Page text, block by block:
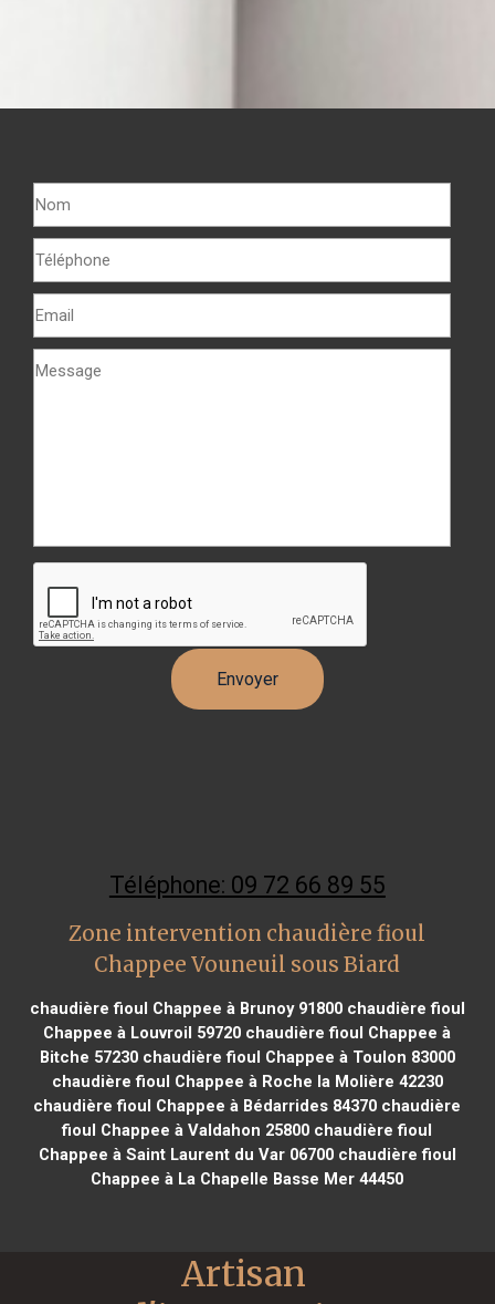
Téléphone: 09 72 66 89 55
Zone intervention chaudière fioul
Chappee Vouneuil sous Biard
chaudière fioul Chappee à Brunoy 91800chaudière fioul
Chappee à Louvroil 59720 chaudière fioul Chappee à
Bitche 57230chaudière fioul Chappee à Toulon 83000
chaudière fioul Chappee à Roche la Molière 42230
chaudière fioul Chappee à Bédarrides 84370 chaudière
fioul Chappee à Valdahon 25800 chaudière fioul
Chappee à Saint Laurent du Var 06700chaudière fioul
Chappee à La Chapelle Basse Mer 44450
Artisan